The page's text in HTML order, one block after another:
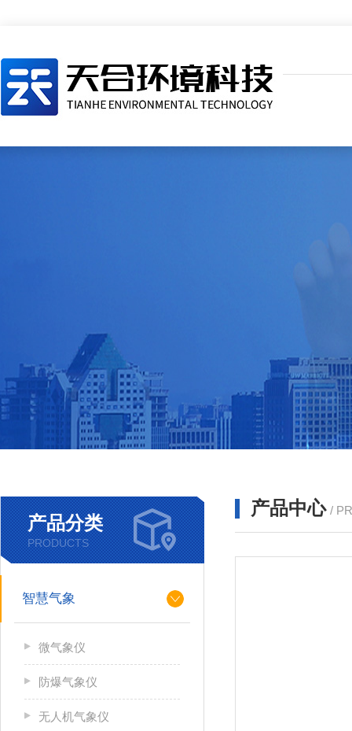
产品分类
PRODUCTS
智慧气象
微气象仪
防爆气象仪
无人机气象仪
产品中心 /